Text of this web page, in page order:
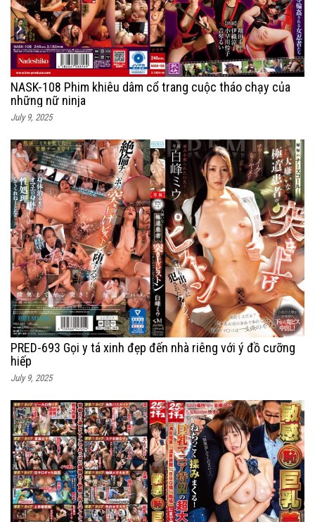
NASK-108 Phim khiêu dâm cổ trang cuộc tháo chạy của
những nữ ninja
July 9, 2025
PRED-693 Gọi y tá xinh đẹp đến nhà riêng với ý đồ cưỡng
hiếp
July 9, 2025